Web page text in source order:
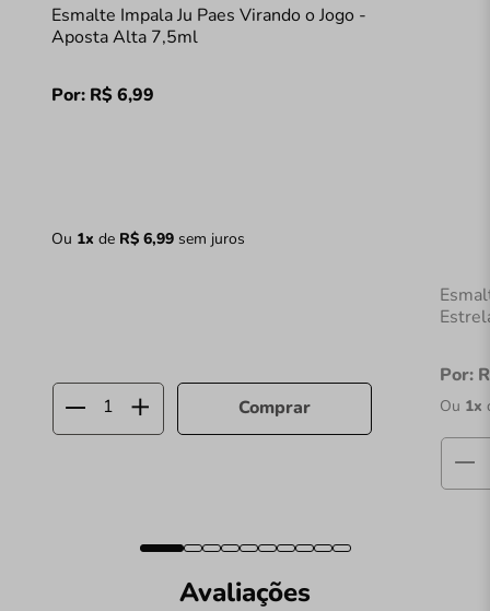
Esmalte Impala Ju Paes Virando o Jogo -
Aposta Alta 7,5ml
Por: R$6,99
Ou 1x de R$ 6,99sem juros
Comprar
Por:
Ou 1x
Avaliações